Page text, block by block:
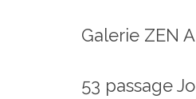
Galerie ZEN
53 passage